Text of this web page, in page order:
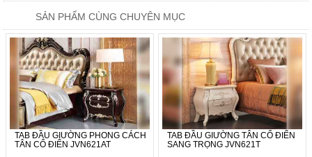
SẢN PHẨM CÙNG CHUYÊN MỤC
TAB ĐẦU GIƯỜNG PHONG CÁCH
TÂN CỔ ĐIỂN JVN621AT
TAB ĐẦU GIƯỜNG TÂN CỔ ĐIỂN
SANG TRỌNG JVN621T